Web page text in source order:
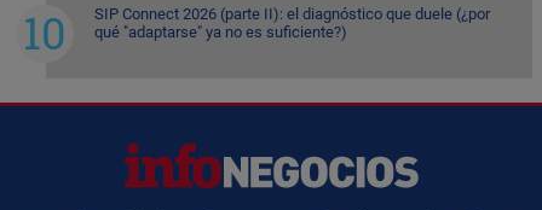
SIP Connect 2026 (parte II): el diagnóstico que duele (¿por
qué "adaptarse" ya no es suficiente?)